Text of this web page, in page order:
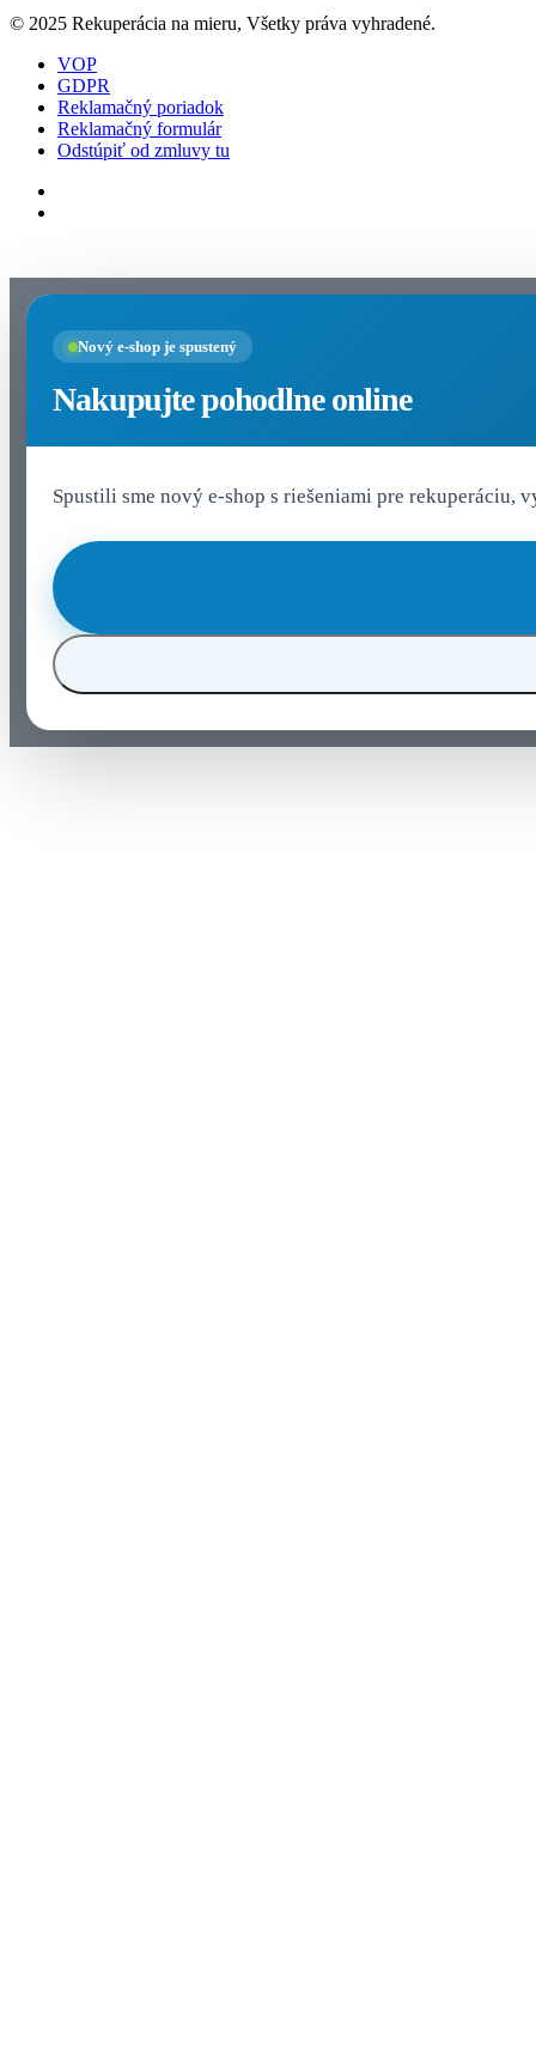
© 2025 Rekuperácia na mieru, Všetky práva vyhradené.
VOP
GDPR
Reklamačný poriadok
Reklamačný formulár
Odstúpiť od zmluvy tu
Nový e-shop je spustený
Nakupujte pohodlne online
Spustili sme nový e-shop s riešeniami pre rekuperáciu,